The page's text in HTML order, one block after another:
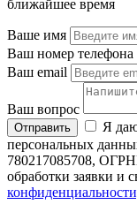
ближайшее время
Ваше имя
Ваш номер телефона
Ваш email
Ваш вопрос
Отправить
Я
персональных
780217085708,
обработки заявки и